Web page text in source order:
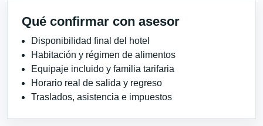
Qué confirmar con asesor
Disponibilidad final del hotel
Habitación y régimen de alimentos
Equipaje incluido y familia tarifaria
Horario real de salida y regreso
Traslados, asistencia e impuestos